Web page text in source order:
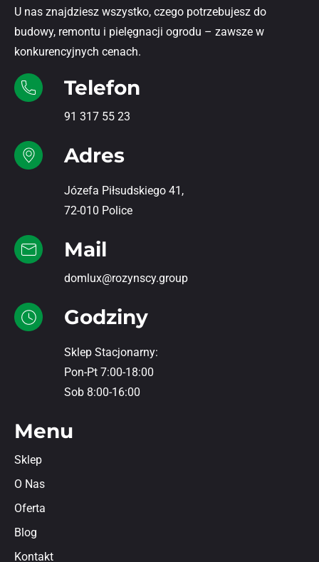
U nas znajdziesz wszystko, czego potrzebujesz do
budowy, remontu i pielęgnacji ogrodu – zawsze w
konkurencyjnych cenach.
Telefon
91 317 55 23
Adres
Józefa Piłsudskiego 41,
72-010 Police
Mail
domlux@rozynscy.group
Godziny
Sklep Stacjonarny:
Pon-Pt 7:00-18:00
Sob 8:00-16:00
Menu
Sklep
O Nas
Oferta
Blog
Kontakt